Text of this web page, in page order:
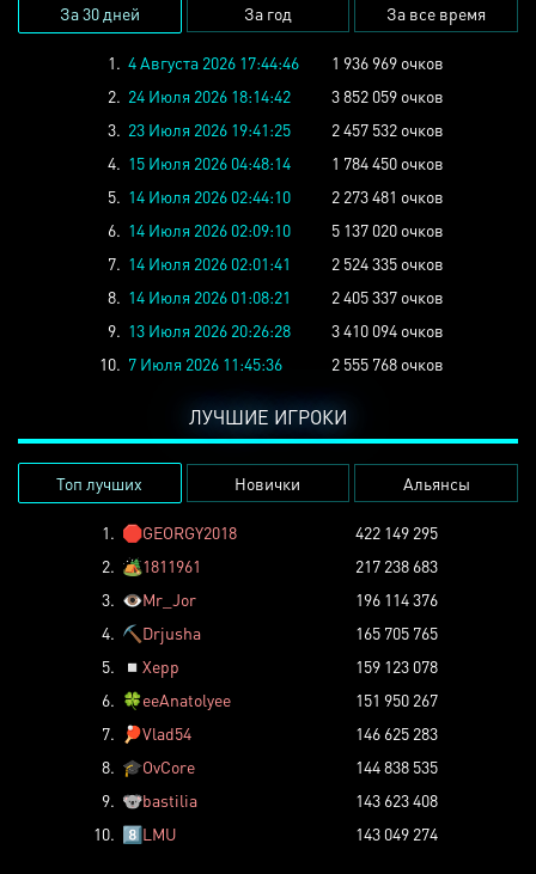
За 30 дней За год За все время
1. 4 Августа 2026 17:44:46
1 936 969 очков
2. 24 Июля 2026 18:14:42
3 852 059 очков
3. 23 Июля 2026 19:41:25
2 457 532 очков
4. 15 Июля 2026 04:48:14
1 784 450 очков
5. 14 Июля 2026 02:44:10
2 273 481 очков
6. 14 Июля 2026 02:09:10
5 137 020 очков
7. 14 Июля 2026 02:01:41
2 524 335 очков
8. 14 Июля 2026 01:08:21
2 405 337 очков
9. 13 Июля 2026 20:26:28
3 410 094 очков
10. 7 Июля 2026 11:45:36 2 555 768 очков
ЛУЧШИЕ ИГРОКИ
Топ лучших Новички Альянсы
1. 🛑GEORGY2018
422 149 295
2. 🏕️1811961
217 238 683
3. 👁️Mr_Jor
196 114 376
4. ⛏️ Drjusha
165 705 765
5.
◽ Xepp
159 123 078
6. 🍀eeAnatolyee
151 950 267
7.
🏓Vlad54
146 625 283
8. 🎓OvCore
144 838 535
9. 🐨bastilia
143 623 408
10. 8️⃣LMU 143 049 274